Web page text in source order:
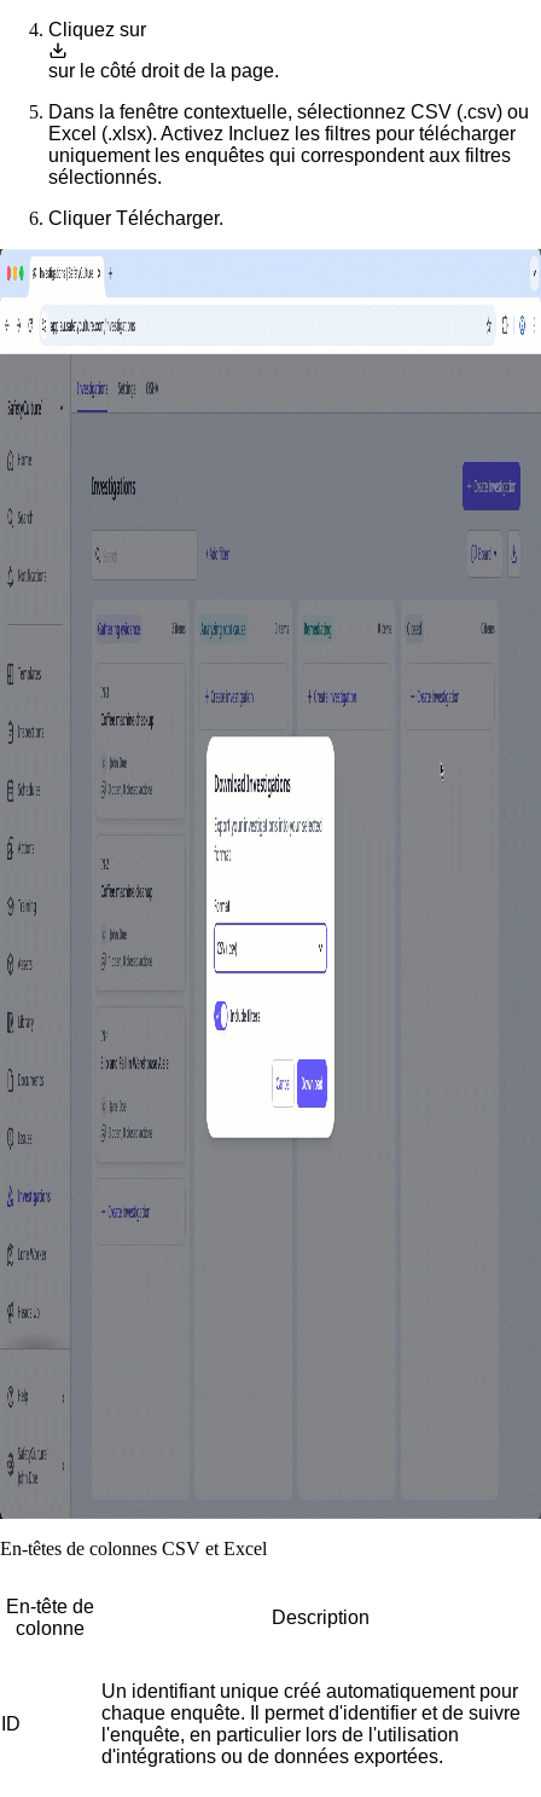
Cliquez sur
sur le côté droit de la page.
Dans la fenêtre contextuelle, sélectionnez CSV (.csv) ou
Excel (.xlsx). Activez Incluez les filtres pour télécharger
uniquement les enquêtes qui correspondent aux filtres
sélectionnés.
Cliquer Télécharger.
En-têtes de colonnes CSV et Excel
En-tête de
colonne
Description
ID
Un identifiant unique créé automatiquement pour
chaque enquête. Il permet d'identifier et de suivre
l'enquête, en particulier lors de l'utilisation
d'intégrations ou de données exportées.